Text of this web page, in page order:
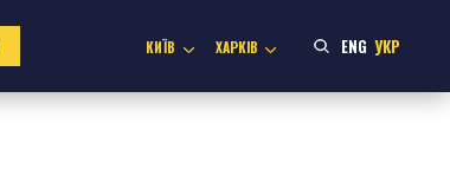
КИЇВ ХАРКІВ ENG УКР